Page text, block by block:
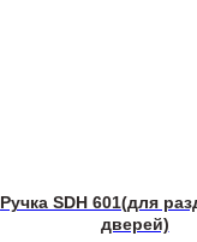
Ручка SDH 601(для
дверей)